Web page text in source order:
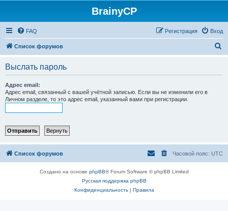
BrainyCP
FAQ Вход
Регистрация
Список форумов
Выслать пароль
Адрес email:
Адрес email, связанный с вашей учётной записью. Если вы не изменили его в
Личном разделе, то это адрес email, указанный вами при регистрации.
Список форумов Часовой пояс: UTC
Создано на основе phpBB® Forum Software © phpBB Limited
Русская поддержка phpBB
Конфиденциальность| Правила